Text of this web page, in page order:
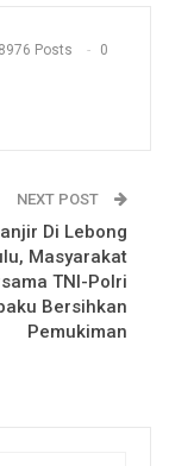
8976 Posts 0
NEXT POST
Di Lebong
Masyarakat
TNI-Polri
Bersihkan
Pemukiman